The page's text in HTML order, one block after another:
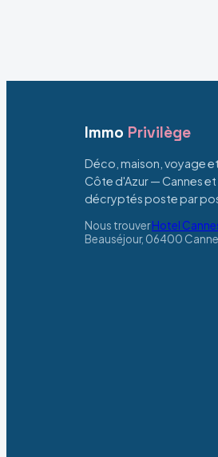
Immo Privilège
Déco, maison, voyage
Côte d'Azur — Cannes et
décryptés poste par
Nous trouverHotel
Beauséjour, 06400